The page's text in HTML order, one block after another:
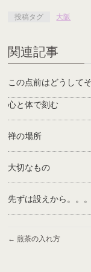
投稿タグ 大阪
関連記事
この点前はどうして
心と体で刻む
禅の場所
大切なもの
先ずは設えから。。。
← 煎茶の入れ方